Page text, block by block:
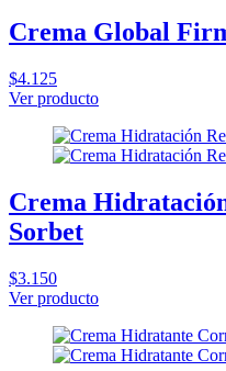
Crema Global
$4.125
Ver producto
Crema
Sorbet
$3.150
Ver producto